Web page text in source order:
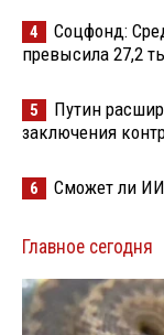
4
Соцфонд:
превысила 27,2
5
Путин
заключения
6 Сможет ли
Главное сегодня